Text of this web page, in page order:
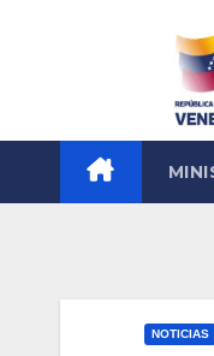
NOTICIAS